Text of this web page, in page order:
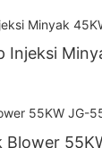
Injeksi
Blower